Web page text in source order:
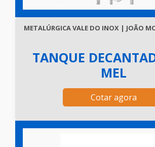
METALÚRGICA VALE DO INOX | JOÃO
TANQUE
MEL
Cotar agora